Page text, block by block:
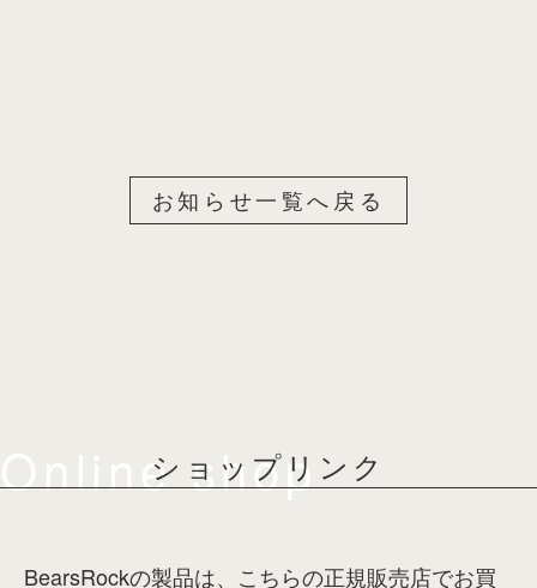
お知らせ一覧へ戻る
Online shop
ショップリンク
BearsRockの製品は、こちらの正規販売店でお買